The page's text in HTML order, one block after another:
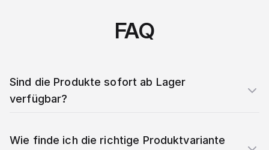
FAQ
Sind die Produkte sofort ab Lager
verfügbar?
Wie finde ich die richtige Produktvariante